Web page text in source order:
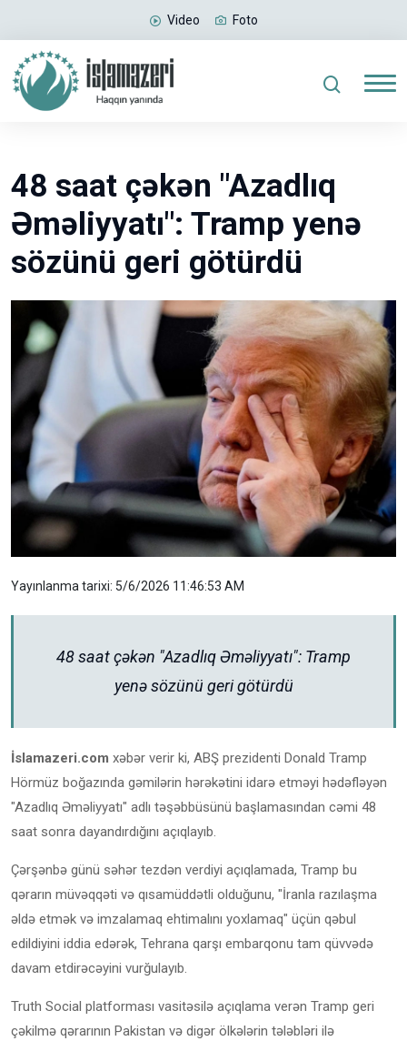
Video Foto
48 saat çəkən "Azadlıq
Əməliyyatı": Tramp yenə
sözünü geri götürdü
Yayınlanma tarixi: 5/6/2026 11:46:53 AM
48 saat çəkən "Azadlıq Əməliyyatı": Tramp
yenə sözünü geri götürdü
İslamazeri.com xəbər verir ki, ABŞ prezidenti Donald Tramp
Hörmüz boğazında gəmilərin hərəkətini idarə etməyi hədəfləyən
"Azadlıq Əməliyyatı" adlı təşəbbüsünü başlamasından cəmi 48
saat sonra dayandırdığını açıqlayıb.
Çərşənbə günü səhər tezdən verdiyi açıqlamada, Tramp bu
qərarın müvəqqəti və qısamüddətli olduğunu, "İranla razılaşma
əldə etmək və imzalamaq ehtimalını yoxlamaq" üçün qəbul
edildiyini iddia edərək, Tehrana qarşı embarqonu tam qüvvədə
davam etdirəcəyini vurğulayıb.
Truth Social platforması vasitəsilə açıqlama verən Tramp geri
çəkilmə qərarının Pakistan və digər ölkələrin tələbləri ilə